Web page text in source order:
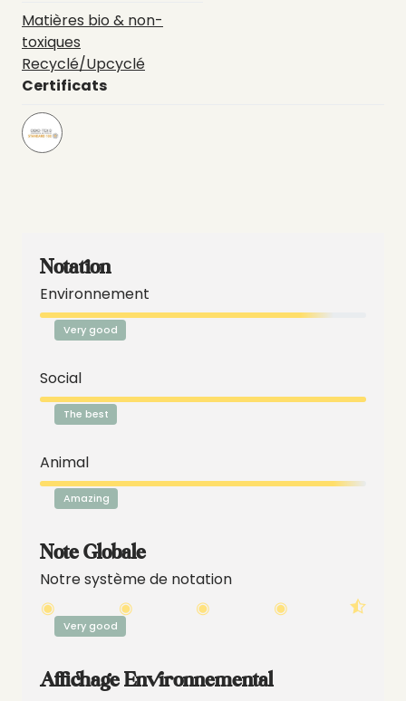
Matières bio & non-
toxiques
Recyclé/Upcyclé
Certificats
Notation
Environnement
Very good
Social
The best
Animal
Amazing
Note Globale
Notre système de notation
Very good
Affichage Environnemental